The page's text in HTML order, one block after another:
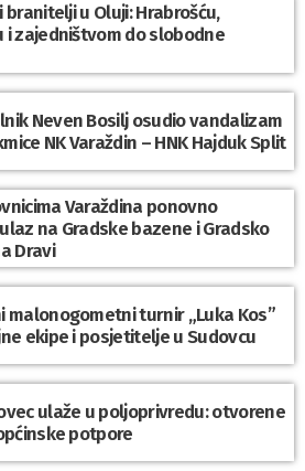
branitelji u Oluji: Hrabrošću,
i zajedništvom do slobodne
Neven Bosilj osudio vandalizam
NK Varaždin – HNK Hajduk Split
Varaždina ponovno
na Gradske bazene i Gradsko
Dravi
malonogometni turnir „Luka Kos”
ekipe i posjetitelje u Sudovcu
ulaže u poljoprivredu: otvorene
potpore